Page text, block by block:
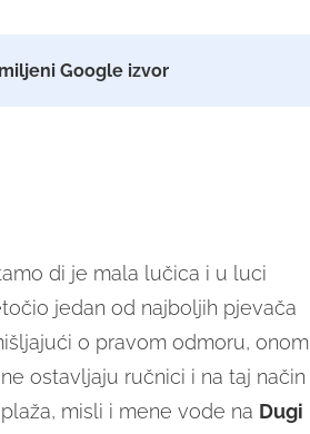
Google izvor
di je mala lučica i u luci
jedan od najboljih pjevača
o pravom odmoru, onom
ostavljaju ručnici i na taj način
misli i mene vode na Dugi